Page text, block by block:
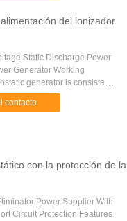
del ionizador
Static Discharge Power
Generator Working
generator is consisted
(rods) and DC high
DC ....
contacto
con la protección de la
Power Supplier With
Circuit Protection Features